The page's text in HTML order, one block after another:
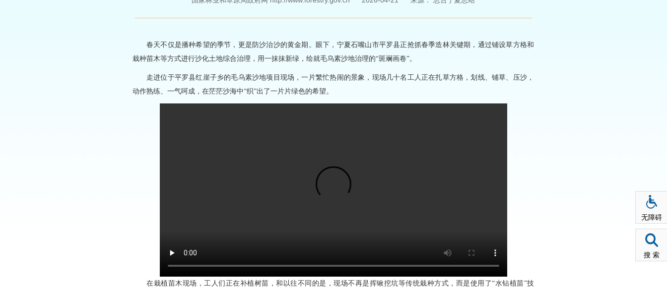
春天不仅是播种希望的季节，更是防沙治沙的黄金期。眼下，宁夏石嘴山市平罗县正抢抓春季造林关键期，通过铺设草方格和
栽种苗木等方式进行沙化土地综合治理，用一抹抹新绿，绘就毛乌素沙地治理的“斑斓画卷”。
走进位于平罗县红崖子乡的毛乌素沙地项目现场，一片繁忙热闹的景象，现场几十名工人正在扎草方格，划线、铺草、压沙，
动作熟练、一气呵成，在茫茫沙海中“织”出了一片片绿色的希望。
在栽植苗木现场，工人们正在补植树苗，和以往不同的是，现场不再是挥锹挖坑等传统栽种方式，而是使用了“水钻植苗”技
无障碍
搜 索